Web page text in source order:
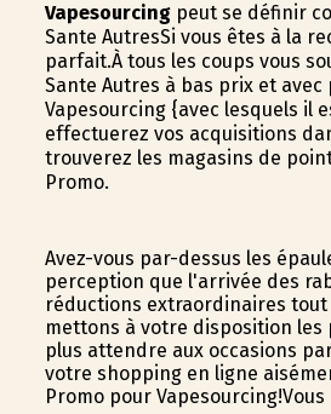
Vapesourcingpeut se définir
Sante AutresSi vous êtes à la
parfait.À tous les coups vous
Sante Autres à bas prix et
Vapesourcing {avec lesquels il
effectuerez vos acquisitions
trouverez les magasins de
Promo.
Avez-vous par-dessus les
perception que l'arrivée des
réductions extraordinaires tout
mettons à votre disposition les
plus attendre aux occasions
votre shopping en ligne
Promo pour